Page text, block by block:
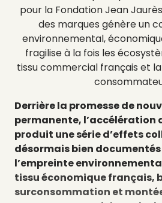
pour la Fondation Jean
des marques génère un
environnemental,
fragilise à la fois les
tissu commercial français et
Derrière la promesse de
permanente, l’accélération
produit une série d’effets
désormais bien documentés
l’empreinte
tissu économique français,
surconsommation et